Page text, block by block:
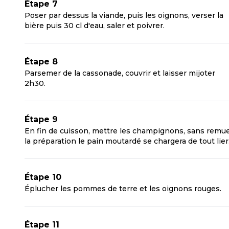
Étape 7
Poser par dessus la viande, puis les oignons, verser la
bière puis 30 cl d'eau, saler et poivrer.
Étape 8
Parsemer de la cassonade, couvrir et laisser mijoter
2h30.
Étape 9
En fin de cuisson, mettre les champignons, sans
la préparation le pain moutardé se chargera de tout
Étape 10
Éplucher les pommes de terre et les oignons rouges.
Étape 11